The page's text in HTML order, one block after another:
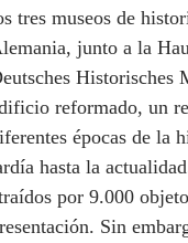
tres museos de
junto a la
Historisches
reformado, un
épocas de la
hasta la
por 9.000
Sin